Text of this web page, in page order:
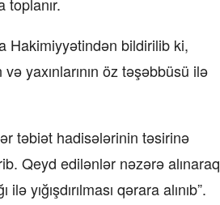
Hakimiyyətindən bildirilib ki,
yaxınlarının öz təşəbbüsü ilə
təbiət hadisələrinin təsirinə
Qeyd edilənlər nəzərə alınaraq
yığışdırılması qərara alınıb”.